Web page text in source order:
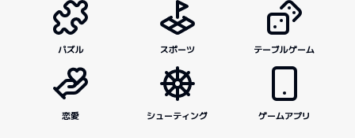
パズル スポーツ テーブルゲーム
恋愛 シューティング ゲームアプリ